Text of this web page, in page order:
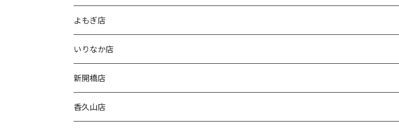
よもぎ店
いりなか店
新開橋店
香久山店